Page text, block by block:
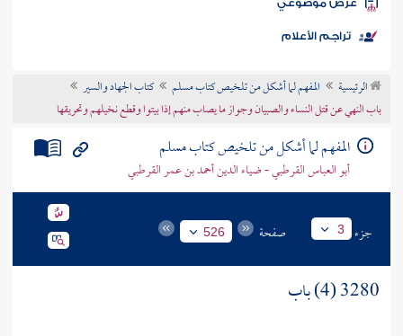
الكتب
موضوعي
تراجم الأعلام
الرئيسية المفهم لما أشكل من تلخيص كتاب مسلم
كتاب الجهاد والسير
باب النهي عن قتل النساء والصبيان وجواز ما يصاب منهم إذا بيتوا وقطع نخيلهم وتحريقها
المفهم لما أشكل من تلخيص كتاب مسلم
أبو العباس القرطبي - ضياء الدين أحمد بن عمر القرطبي
جزء 3 صفحة 526
3280 (4) باب